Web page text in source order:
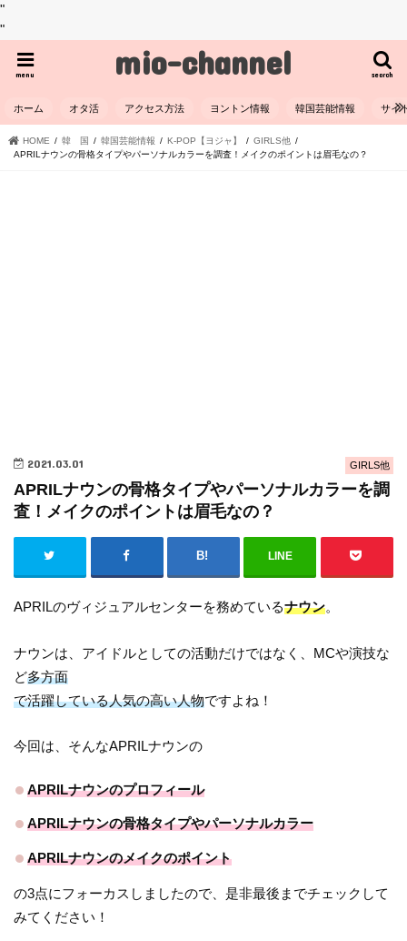
"
"
mio-channel search
menu
ホーム オタ活 アクセス方法 ヨントン情報 韓国芸能情報 サイ
HOME 韓 国 韓国芸能情報 K-POP【ヨジャ】
GIRLS他
APRILナウンの骨格タイプやパーソナルカラーを調査！メイクのポイントは眉毛なの？
GIRLS他
2021.03.01
APRILナウンの骨格タイプやパーソナルカラーを調
査！メイクのポイントは眉毛なの？
LINE
APRILのヴィジュアルセンターを務めているナウン。
ナウンは、アイドルとしての活動だけではなく、MCや演技な
ど多方面
で活躍している人気の高い人物ですよね！
今回は、そんなAPRILナウンの
APRILナウンのプロフィール
APRILナウンの骨格タイプやパーソナルカラー
APRILナウンのメイクのポイント
の3点にフォーカスしましたので、是非最後までチェックして
みてください！